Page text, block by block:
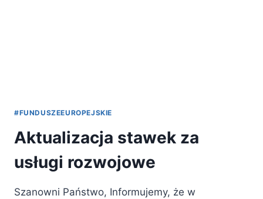
#FUNDUSZEEUROPEJSKIE
Aktualizacja stawek za
usługi rozwojowe
Szanowni Państwo, Informujemy, że w